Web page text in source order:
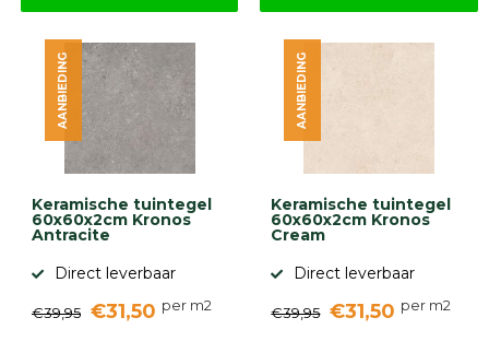
Keramische tuintegel
60x60x2cm Kronos
Antracite
Direct leverbaar
€39,95 €31,50 per m2
AANBIEDING
Keramische tuintegel
60x60x2cm Kronos
Cream
Direct leverbaar
€39,95 €31,50 per m2
AANBIEDING